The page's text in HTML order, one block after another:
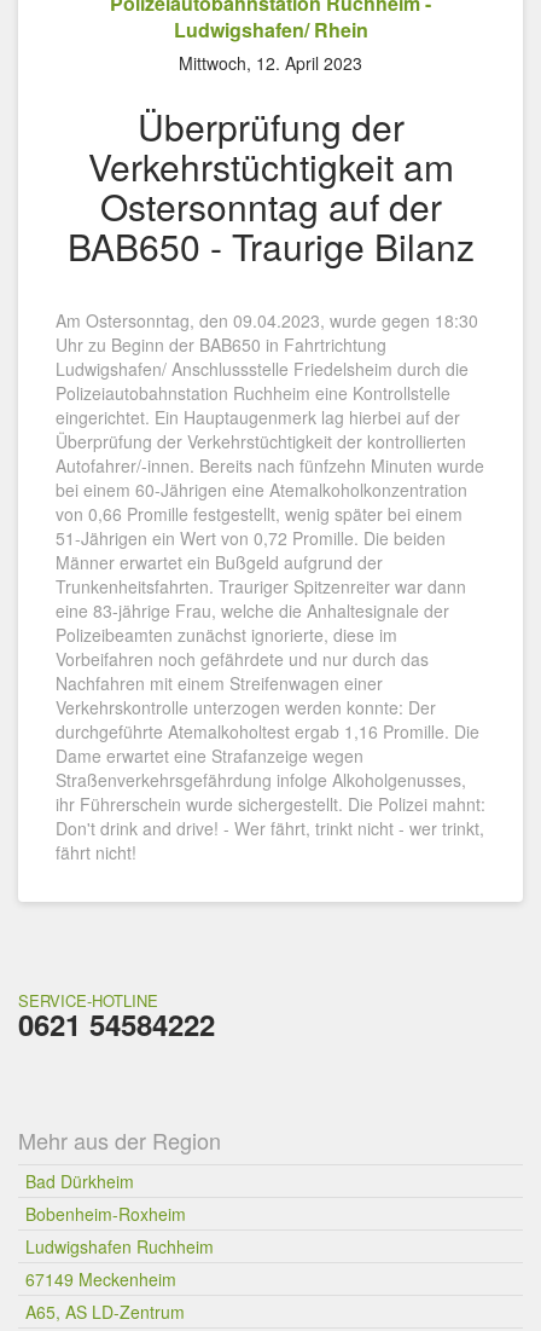
Ludwigshafen/ Rhein
Mittwoch, 12. April 2023
Überprüfung der
Verkehrstüchtigkeit am
Ostersonntag auf der
BAB650 - Traurige Bilanz
Am Ostersonntag, den 09.04.2023, wurde gegen 18:30
Uhr zu Beginn der BAB650 in Fahrtrichtung
Ludwigshafen/ Anschlussstelle Friedelsheim durch die
Polizeiautobahnstation Ruchheim eine Kontrollstelle
eingerichtet. Ein Hauptaugenmerk lag hierbei auf der
Überprüfung der Verkehrstüchtigkeit der kontrollierten
Autofahrer/-innen. Bereits nach fünfzehn Minuten wurde
bei einem 60-Jährigen eine Atemalkoholkonzentration
von 0,66 Promille festgestellt, wenig später bei einem
51-Jährigen ein Wert von 0,72 Promille. Die beiden
Männer erwartet ein Bußgeld aufgrund der
Trunkenheitsfahrten. Trauriger Spitzenreiter war dann
eine 83-jährige Frau, welche die Anhaltesignale der
Polizeibeamten zunächst ignorierte, diese im
Vorbeifahren noch gefährdete und nur durch das
Nachfahren mit einem Streifenwagen einer
Verkehrskontrolle unterzogen werden konnte: Der
durchgeführte Atemalkoholtest ergab 1,16 Promille. Die
Dame erwartet eine Strafanzeige wegen
Straßenverkehrsgefährdung infolge Alkoholgenusses,
ihr Führerschein wurde sichergestellt. Die Polizei mahnt:
Don't drink and drive! - Wer fährt, trinkt nicht - wer trinkt,
fährt nicht!
SERVICE-HOTLINE
0621 54584222
Mehr aus der Region
Bad Dürkheim
Bobenheim-Roxheim
Ludwigshafen Ruchheim
67149 Meckenheim
A65, AS LD-Zentrum